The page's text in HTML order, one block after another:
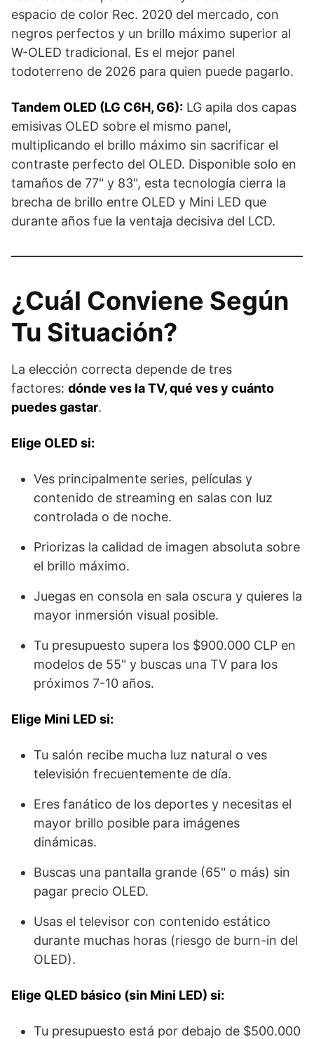
espacio de color Rec. 2020 del mercado, con
negros perfectos y un brillo máximo superior al
W-OLED tradicional. Es el mejor panel
todoterreno de 2026 para quien puede pagarlo.
Tandem OLED (LG C6H, G6): LG apila dos capas
emisivas OLED sobre el mismo panel,
multiplicando el brillo máximo sin sacrificar el
contraste perfecto del OLED. Disponible solo en
tamaños de 77" y 83", esta tecnología cierra la
brecha de brillo entre OLED y Mini LED que
durante años fue la ventaja decisiva del LCD.
¿Cuál Conviene Según
Tu Situación?
La elección correcta depende de tres
factores: dónde ves la TV, qué ves y cuánto
puedes gastar.
Elige OLED si:
Ves principalmente series, películas y
contenido de streaming en salas con luz
controlada o de noche.
Priorizas la calidad de imagen absoluta sobre
el brillo máximo.
Juegas en consola en sala oscura y quieres la
mayor inmersión visual posible.
Tu presupuesto supera los $900.000 CLP en
modelos de 55" y buscas una TV para los
próximos 7-10 años.
Elige Mini LED si:
Tu salón recibe mucha luz natural o ves
televisión frecuentemente de día.
Eres fanático de los deportes y necesitas el
mayor brillo posible para imágenes
dinámicas.
Buscas una pantalla grande (65" o más) sin
pagar precio OLED.
Usas el televisor con contenido estático
durante muchas horas (riesgo de burn-in del
OLED).
Elige QLED básico (sin Mini LED) si:
Tu presupuesto está por debajo de $500.000